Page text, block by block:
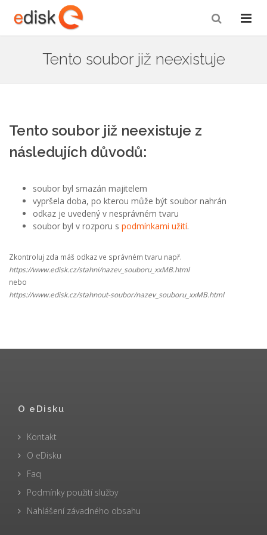
Tento soubor již neexistuje
Tento soubor již neexistuje z
následujích důvodů:
soubor byl smazán majitelem
vypršela doba, po kterou může být soubor nahrán
odkaz je uvedený v nesprávném tvaru
soubor byl v rozporu s podmínkami užití.
Zkontroluj zda máš odkaz ve správném tvaru např.
https://www.edisk.cz/stahni/nazev_souboru_xxMB.html
nebo
https://www.edisk.cz/stahnout-soubor/nazev_souboru_xxMB.html
O eDisku
Kontakt
O eDisku
Faq
Podmínky použití služby
Nahlášení závadného obsahu